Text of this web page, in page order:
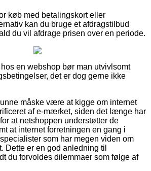
køb med betalingskort eller
kan du bruge et afdragstilbud
du vil afdrage prisen over en periode.
en webshop bør man utvivlsomt
det er dog gerne ikke
måske være at kigge om internet
af e-mærket, siden det længe har
at netshoppen understøtter de
at internet forretningen en gang i
som har megen viden om
Dette er en god anledning til
du forvoldes dilemmaer som følge af